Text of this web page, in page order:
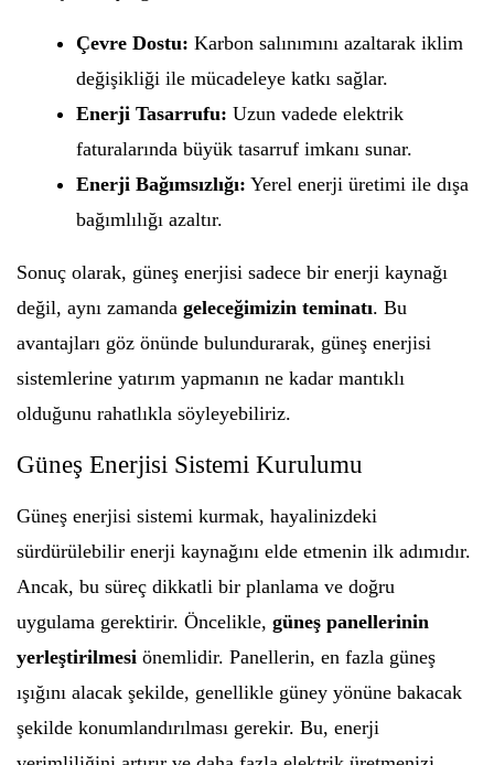
Çevre Dostu: Karbon salınımını azaltarak iklim
değişikliği ile mücadeleye katkı sağlar.
Enerji Tasarrufu: Uzun vadede elektrik
faturalarında büyük tasarruf imkanı sunar.
Enerji Bağımsızlığı: Yerel enerji üretimi ile dışa
bağımlılığı azaltır.
Sonuç olarak, güneş enerjisi sadece bir enerji kaynağı
değil, aynı zamanda geleceğimizin teminatı. Bu
avantajları göz önünde bulundurarak, güneş enerjisi
sistemlerine yatırım yapmanın ne kadar mantıklı
olduğunu rahatlıkla söyleyebiliriz.
Güneş Enerjisi Sistemi Kurulumu
Güneş enerjisi sistemi kurmak, hayalinizdeki
sürdürülebilir enerji kaynağını elde etmenin ilk adımıdır.
Ancak, bu süreç dikkatli bir planlama ve doğru
uygulama gerektirir. Öncelikle, güneş panellerinin
yerleştirilmesi önemlidir. Panellerin, en fazla güneş
ışığını alacak şekilde, genellikle güney yönüne bakacak
şekilde konumlandırılması gerekir. Bu, enerji